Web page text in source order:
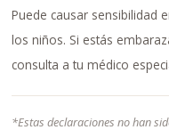
Puede causar sensibilidad
los niños. Si estás
consulta a tu médico
*Estas declaraciones no han